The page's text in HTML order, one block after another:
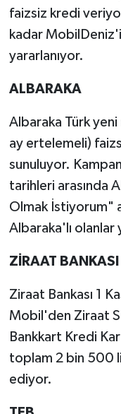
faizsiz kredi
kadar
yararlanıyor.
ALBARAKA
Albaraka Türk
ay ertelemeli)
sunuluyor.
tarihleri arasında
Olmak İstiyorum"
Albaraka'lı olanlar
ZİRAAT BANKASI
Ziraat Bankası 1
Mobil'den Ziraat
Bankkart Kredi
toplam 2 bin 500
ediyor.